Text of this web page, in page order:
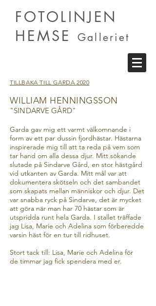
FOTOLINJEN
HEMSEGalleriet
TILLBAKA TILL GARDA 2020
WILLIAM HENNINGSSON
"SINDARVE GÅRD"
Garda gav mig ett varmt välkomnande i
form av ett par dussin fjordhästar. Hästarna
inspirerade mig till att ta reda på vem som
tar hand om alla dessa djur. Mitt sökande
slutade på Sindarve Gård, en stor hästgård
vid utkanten av Garda. Mitt mål var att
dokumentera skötseln och det sambandet
som skapats mellan människor och djur. Det
var snabba ryck på Sindarve, det är mycket
att göra när man har 70 hästar som är
utspridda runt hela Garda. I stallet träffade
jag Lisa, Marie och Adelina som förberedde
varsin häst för en tur till ridhuset.
Stort tack till: Lisa, Marie och Adelina för
de timmar jag fick spendera med er.